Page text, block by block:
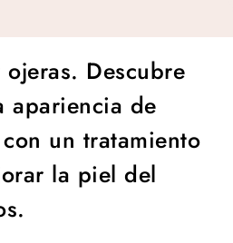
Descubre
apariencia de
un tratamiento
la piel del